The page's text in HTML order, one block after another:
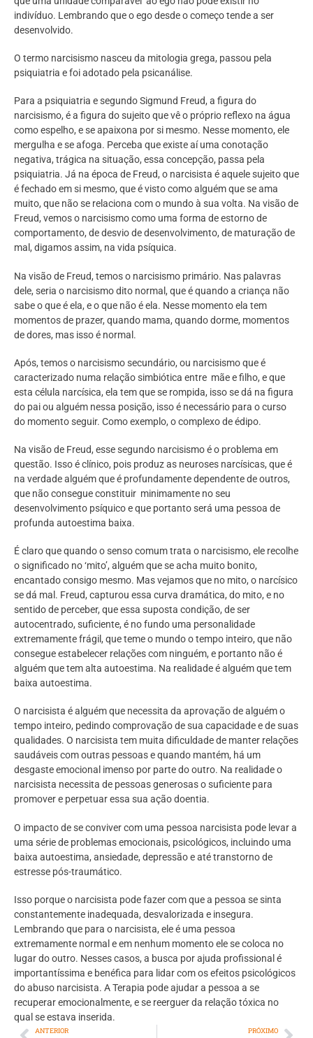
indivíduo. Lembrando que o ego desde o começo tende a ser
desenvolvido.
O termo narcisismo nasceu da mitologia grega, passou pela
psiquiatria e foi adotado pela psicanálise.
Para a psiquiatria e segundo Sigmund Freud, a figura do
narcisismo, é a figura do sujeito que vê o próprio reflexo na água
como espelho, e se apaixona por si mesmo. Nesse momento, ele
mergulha e se afoga. Perceba que existe aí uma conotação
negativa, trágica na situação, essa concepção, passa pela
psiquiatria. Já na época de Freud, o narcisista é aquele sujeito que
é fechado em si mesmo, que é visto como alguém que se ama
muito, que não se relaciona com o mundo à sua volta. Na visão de
Freud, vemos o narcisismo como uma forma de estorno de
comportamento, de desvio de desenvolvimento, de maturação de
mal, digamos assim, na vida psíquica.
Na visão de Freud, temos o narcisismo primário. Nas palavras
dele, seria o narcisismo dito normal, que é quando a criança não
sabe o que é ela, e o que não é ela. Nesse momento ela tem
momentos de prazer, quando mama, quando dorme, momentos
de dores, mas isso é normal.
Após, temos o narcisismo secundário, ou narcisismo que é
caracterizado numa relação simbiótica entre mãe e filho, e que
esta célula narcísica, ela tem que se rompida, isso se dá na figura
do pai ou alguém nessa posição, isso é necessário para o curso
do momento seguir. Como exemplo, o complexo de édipo.
Na visão de Freud, esse segundo narcisismo é o problema em
questão. Isso é clínico, pois produz as neuroses narcísicas, que é
na verdade alguém que é profundamente dependente de outros,
que não consegue constituir minimamente no seu
desenvolvimento psíquico e que portanto será uma pessoa de
profunda autoestima baixa.
É claro que quando o senso comum trata o narcisismo, ele recolhe
o significado no ‘mito’, alguém que se acha muito bonito,
encantado consigo mesmo. Mas vejamos que no mito, o narcísico
se dá mal. Freud, capturou essa curva dramática, do mito, e no
sentido de perceber, que essa suposta condição, de ser
autocentrado, suficiente, é no fundo uma personalidade
extremamente frágil, que teme o mundo o tempo inteiro, que não
consegue estabelecer relações com ninguém, e portanto não é
alguém que tem alta autoestima. Na realidade é alguém que tem
baixa autoestima.
O narcisista é alguém que necessita da aprovação de alguém o
tempo inteiro, pedindo comprovação de sua capacidade e de suas
qualidades. O narcisista tem muita dificuldade de manter relações
saudáveis com outras pessoas e quando mantém, há um
desgaste emocional imenso por parte do outro. Na realidade o
narcisista necessita de pessoas generosas o suficiente para
promover e perpetuar essa sua ação doentia.
O impacto de se conviver com uma pessoa narcisista pode levar a
uma série de problemas emocionais, psicológicos, incluindo uma
baixa autoestima, ansiedade, depressão e até transtorno de
estresse pós-traumático.
Isso porque o narcisista pode fazer com que a pessoa se sinta
constantemente inadequada, desvalorizada e insegura.
Lembrando que para o narcisista, ele é uma pessoa
extremamente normal e em nenhum momento ele se coloca no
lugar do outro. Nesses casos, a busca por ajuda profissional é
importantíssima e benéfica para lidar com os efeitos psicológicos
do abuso narcisista. A Terapia pode ajudar a pessoa a se
recuperar emocionalmente, e se reerguer da relação tóxica no
qual se estava inserida.
ANTERIOR PRÓXIMO